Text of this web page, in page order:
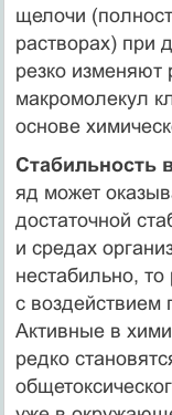
щелочи
растворах) при
резко
макромолекул
основе
Стабильность
яд может
достаточной
и средах
нестабильно,
с воздействием
Активные в
редко